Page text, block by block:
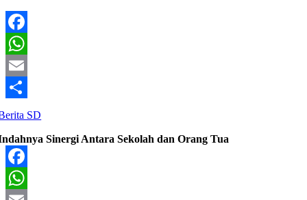
Facebook
WhatsApp
Email
Share
SD
Sinergi Antara Sekolah dan Orang Tua
Facebook